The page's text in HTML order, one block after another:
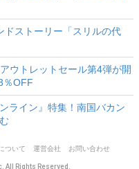
ドストーリー「スリルの代
ウトレットセール第4弾が開
％OFF
ライン』特集！南国バカン
ついて 運営会社 お問い合わせ
All Rights Reserved.